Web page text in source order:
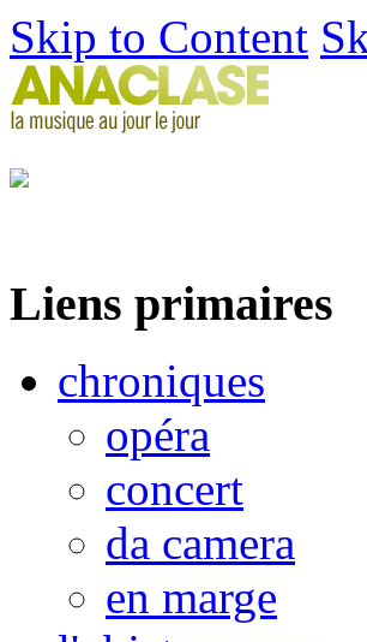
Skip to Content
Liens primaires
chroniques
opéra
concert
da camera
en marge